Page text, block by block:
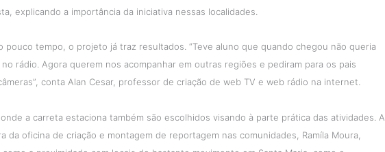
explicando a importância da iniciativa nessas localidades.
pouco tempo, o projeto já traz resultados. “Teve aluno que quando chegou não queria
no rádio. Agora querem nos acompanhar em outras regiões e pediram para os pais
conta Alan Cesar, professor de criação de web TV e web rádio na internet.
a carreta estaciona também são escolhidos visando à parte prática das atividades. A
da oficina de criação e montagem de reportagem nas comunidades, Ramíla Moura,